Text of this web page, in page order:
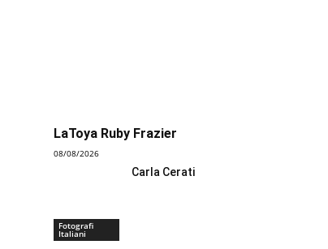
LaToya Ruby Frazier
08/08/2026
Fotografi
Italiani
Carla Cerati